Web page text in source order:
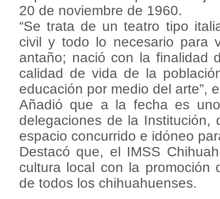
20 de noviembre de 1960.
“Se trata de un teatro tipo
civil y todo lo necesario para
antaño; nació con la finalidad
calidad de vida de la
educación por medio del arte”,
Añadió que a la fecha es
delegaciones de la
espacio concurrido e idóneo
Destacó que, el IMSS
cultura local con la promoción
de todos los chihuahuenses.